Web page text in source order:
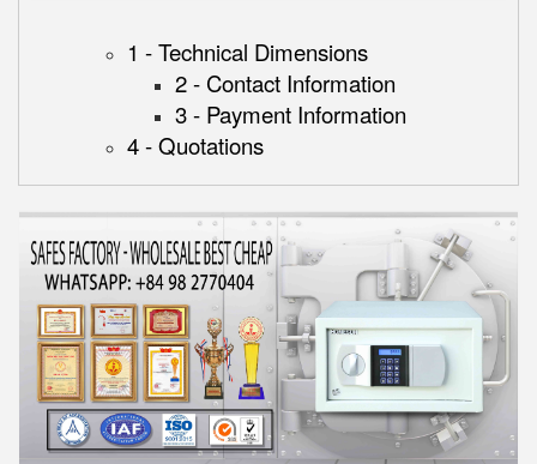
1 - Technical Dimensions
2 - Contact Information
3 - Payment Information
4 - Quotations